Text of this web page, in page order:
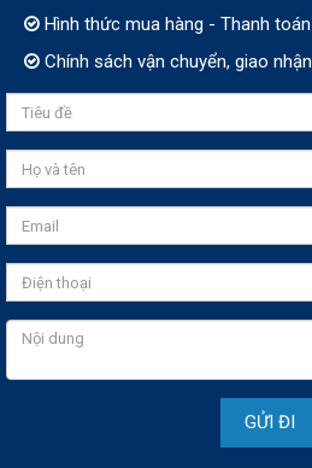
Hình thức mua hàng - Thanh toán
Chính sách vận chuyển, giao nhận